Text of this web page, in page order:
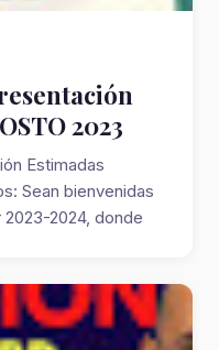
2023
Estimadas
Sean bienvenidas
2024, donde